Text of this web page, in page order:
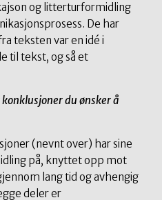
og litterturformidling
De har
teksten var en idé i
til tekst, og så et
du ønsker å
(nevnt over) har sine
på, knyttet opp mot
lang tid og avhengig
deler er